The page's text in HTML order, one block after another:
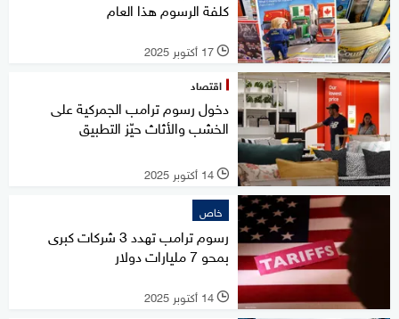
كلفة الرسوم هذا العام
l 17 أكتوبر 2025
اقتصاد
دخول رسوم ترامب الجمركية على
الخشب والأثاث حيّز التطبيق
l 14 أكتوبر 2025
خاص
رسوم ترامب تهدد 3 شركات كبرى
بمحو 7 مليارات دولار
l 14 أكتوبر 2025